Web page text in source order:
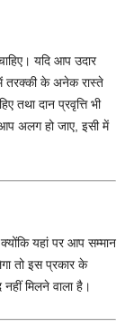
यदि आप उदार
तरक्की के अनेक रास्ते
तथा दान प्रवृत्ति भी
आप अलग हो जाए, इसी में
यहां पर आप सम्मान
तो इस प्रकार के
मिलने वाला है।